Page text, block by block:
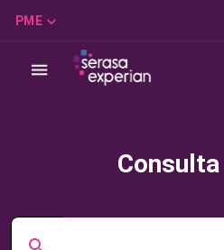
PME
Consulta